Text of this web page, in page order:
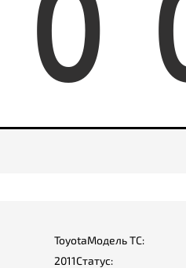
0
ToyotaМодель ТС:
2011Статус: